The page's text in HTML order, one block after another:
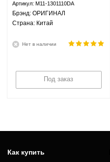
МКПП ACTECO - M11-
1301110DA ОРИГИНАЛ
Артикул: M11-1301110DA
Брэнд: ОРИГИНАЛ
Страна: Китай
Нет в наличии
Под заказ
Как купить